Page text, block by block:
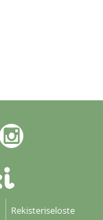
Rekisteriseloste